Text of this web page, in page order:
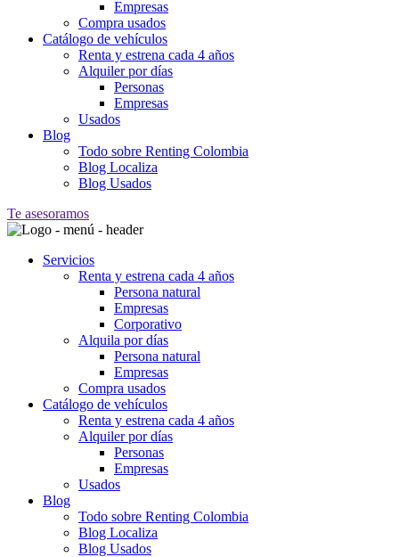
Empresas
Compra usados
Catálogo de vehículos
Renta y estrena cada 4 años
Alquiler por días
Personas
Empresas
Usados
Blog
Todo sobre Renting Colombia
Blog Localiza
Blog Usados
Te asesoramos
Servicios
Renta y estrena cada 4 años
Persona natural
Empresas
Corporativo
Alquila por días
Persona natural
Empresas
Compra usados
Catálogo de vehículos
Renta y estrena cada 4 años
Alquiler por días
Personas
Empresas
Usados
Blog
Todo sobre Renting Colombia
Blog Localiza
Blog Usados